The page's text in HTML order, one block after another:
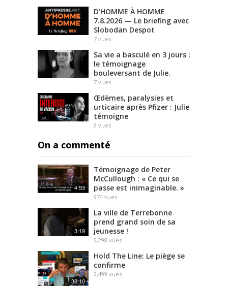
D’HOMME À HOMME
7.8.2026 — Le briefing avec
Slobodan Despot
7 vues
Sa vie a basculé en 3 jours :
le témoignage
bouleversant de Julie.
7 vues
Œdèmes, paralysies et
urticaire après Pfizer : Julie
témoigne
9 vues
On a commenté
4:53
Témoignage de Peter
McCullough : « Ce qui se
passe est inimaginable. »
974 vues
3:19
La ville de Terrebonne
prend grand soin de sa
jeunesse !
2,298 vues
38:10
Hold The Line: Le piège se
confirme
2,499 vues